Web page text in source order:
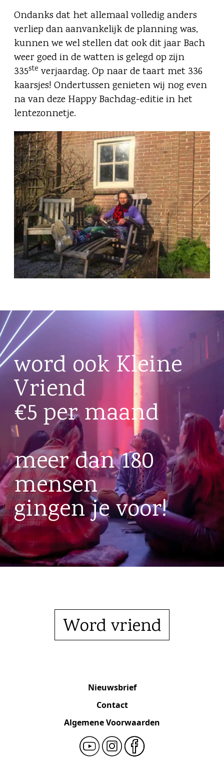
Ondanks dat het allemaal volledig anders
verliep dan aanvankelijk de planning was,
kunnen we wel stellen dat ook dit jaar Bach
weer goed in de watten is gelegd op zijn
335ste verjaardag. Op naar de taart met 336
kaarsjes! Ondertussen genieten wij nog even
na van deze Happy Bachdag-editie in het
lentezonnetje.
word ook Kleine
Vriend
€5 per maand
meer dan 180
mensen
gingen je voor!
Word vriend
Nieuwsbrief
Contact
Algemene Voorwaarden